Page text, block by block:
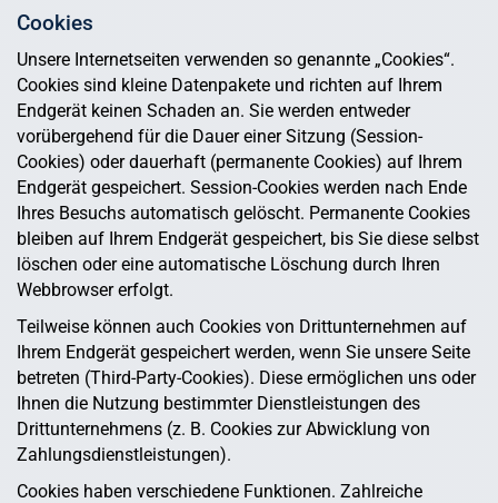
Cookies
Unsere Internetseiten verwenden so genannte „Cookies“.
Cookies sind kleine Datenpakete und richten auf Ihrem
Endgerät keinen Schaden an. Sie werden entweder
vorübergehend für die Dauer einer Sitzung (Session-
Cookies) oder dauerhaft (permanente Cookies) auf Ihrem
Endgerät gespeichert. Session-Cookies werden nach Ende
Ihres Besuchs automatisch gelöscht. Permanente Cookies
bleiben auf Ihrem Endgerät gespeichert, bis Sie diese selbst
löschen oder eine automatische Löschung durch Ihren
Webbrowser erfolgt.
Teilweise können auch Cookies von Drittunternehmen auf
Ihrem Endgerät gespeichert werden, wenn Sie unsere Seite
betreten (Third-Party-Cookies). Diese ermöglichen uns oder
Ihnen die Nutzung bestimmter Dienstleistungen des
Drittunternehmens (z. B. Cookies zur Abwicklung von
Zahlungsdienstleistungen).
Cookies haben verschiedene Funktionen. Zahlreiche